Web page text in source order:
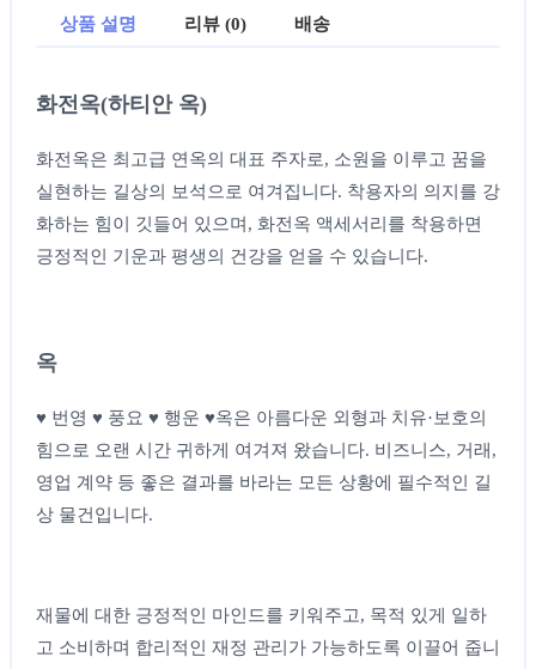
화전옥(하티안 옥)
화전옥은 최고급 연옥의 대표 주자로, 소원을 이루고 꿈을
실현하는 길상의 보석으로 여겨집니다. 착용자의 의지를 강
화하는 힘이 깃들어 있으며, 화전옥 액세서리를 착용하면
긍정적인 기운과 평생의 건강을 얻을 수 있습니다.
옥
♥ 번영 ♥ 풍요 ♥ 행운 ♥옥은 아름다운 외형과 치유·보호의
힘으로 오랜 시간 귀하게 여겨져 왔습니다. 비즈니스, 거래,
영업 계약 등 좋은 결과를 바라는 모든 상황에 필수적인 길
상 물건입니다.
재물에 대한 긍정적인 마인드를 키워주고, 목적 있게 일하
고 소비하며 합리적인 재정 관리가 가능하도록 이끌어 줍니
상품 설명 리뷰 (0) 배송